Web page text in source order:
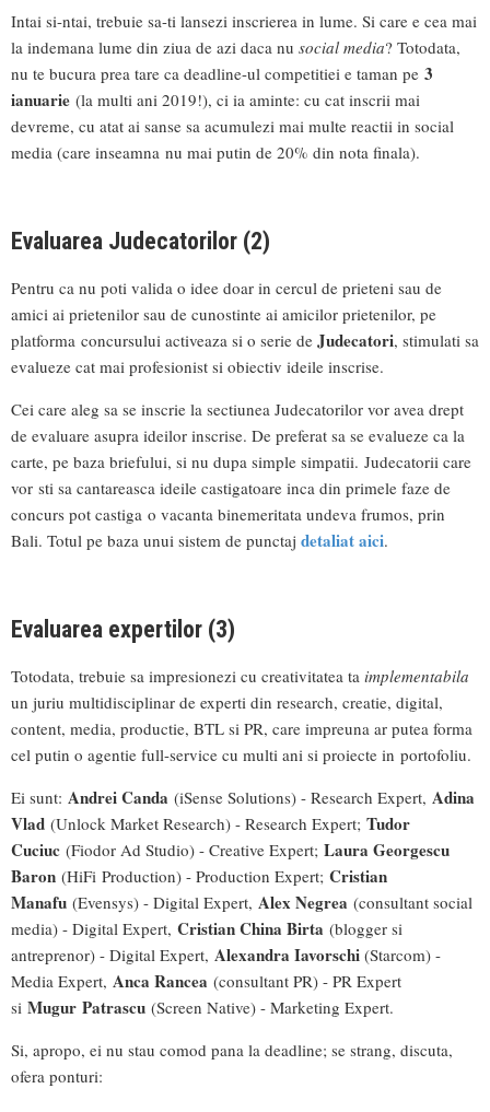
Intai si-ntai, trebuie sa-ti lansezi inscrierea in lume. Si care e cea mai
la indemana lume din ziua de azi daca nu social media? Totodata,
nu te bucura prea tare ca deadline-ul competitiei e taman pe 3
ianuarie (la multi ani 2019!), ci ia aminte: cu cat inscrii mai
devreme, cu atat ai sanse sa acumulezi mai multe reactii in social
media (care inseamna nu mai putin de 20% din nota finala).
Evaluarea Judecatorilor (2)
Pentru ca nu poti valida o idee doar in cercul de prieteni sau de
amici ai prietenilor sau de cunostinte ai amicilor prietenilor, pe
platforma concursului activeaza si o serie de Judecatori, stimulati sa
evalueze cat mai profesionist si obiectiv ideile inscrise.
Cei care aleg sa se inscrie la sectiunea Judecatorilor vor avea drept
de evaluare asupra ideilor inscrise. De preferat sa se evalueze ca la
carte, pe baza briefului, si nu dupa simple simpatii. Judecatorii care
vor sti sa cantareasca ideile castigatoare inca din primele faze de
concurs pot castiga o vacanta binemeritata undeva frumos, prin
Bali. Totul pe baza unui sistem de punctaj detaliat aici.
Evaluarea expertilor (3)
Totodata, trebuie sa impresionezi cu creativitatea ta implementabila
un juriu multidisciplinar de experti din research, creatie, digital,
content, media, productie, BTL si PR, care impreuna ar putea forma
cel putin o agentie full-service cu multi ani si proiecte in portofoliu.
Ei sunt: Andrei Canda (iSense Solutions) - Research Expert, Adina
Vlad (Unlock Market Research) - Research Expert; Tudor
Cuciuc (Fiodor Ad Studio) - Creative Expert; Laura Georgescu
Baron (HiFi Production) - Production Expert; Cristian
Manafu (Evensys) - Digital Expert, Alex Negrea (consultant social
media) - Digital Expert, Cristian China Birta (blogger si
antreprenor) - Digital Expert, Alexandra Iavorschi (Starcom) -
Media Expert, Anca Rancea (consultant PR) - PR Expert
si Mugur Patrascu (Screen Native) - Marketing Expert.
Si, apropo, ei nu stau comod pana la deadline; se strang, discuta,
ofera ponturi: